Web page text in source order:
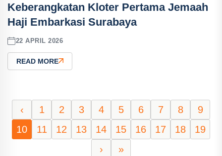
Keberangkatan Kloter Pertama Jemaah
Haji Embarkasi Surabaya
22 APRIL 2026
READ MORE
‹ 1 2 3 4 5 6 7 8
9
10
11 12 13 14 15 16 17 18
19
›
»